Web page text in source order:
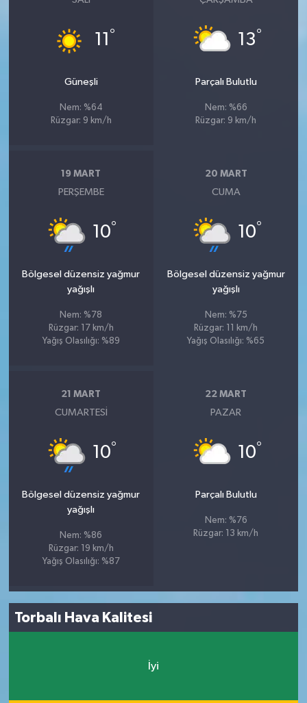
11 °
Güneşli
Nem: %64
Rüzgar: 9 km/h
13°
Parçalı Bulutlu
Nem: %66
Rüzgar: 9 km/h
19 MART
PERŞEMBE
10°
Bölgesel düzensiz yağmur
yağışlı
Nem: %78
Rüzgar: 17 km/h
Yağış Olasılığı: %89
20 MART
CUMA
10°
Bölgesel düzensiz yağmur
yağışlı
Nem: %75
Rüzgar: 11 km/h
Yağış Olasılığı: %65
21 MART
CUMARTESI
10°
Bölgesel düzensiz yağmur
yağışlı
Nem: %86
Rüzgar: 19 km/h
Yağış Olasılığı: %87
22 MART
PAZAR
10°
Parçalı Bulutlu
Nem: %76
Rüzgar: 13 km/h
Torbalı Hava Kalitesi
İyi